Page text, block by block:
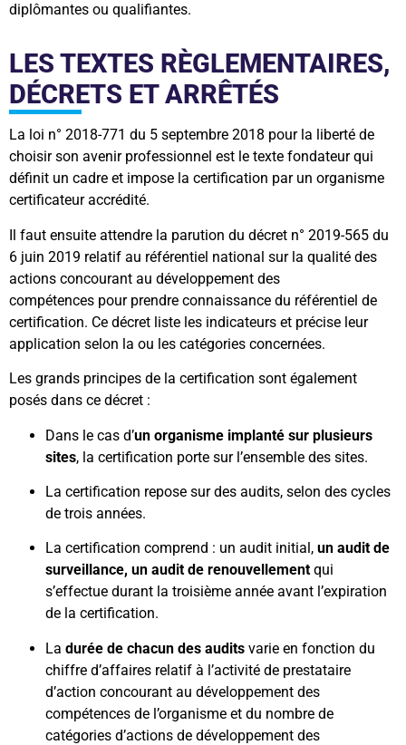
diplômantes ou qualifiantes.
LES TEXTES RÈGLEMENTAIRES,
DÉCRETS ET ARRÊTÉS
La loi n° 2018-771 du 5 septembre 2018 pour la liberté de
choisir son avenir professionnel est le texte fondateur qui
définit un cadre et impose la certification par un organisme
certificateur accrédité.
Il faut ensuite attendre la parution du décret n° 2019-565 du
6 juin 2019 relatif au référentiel national sur la qualité des
actions concourant au développement des
compétences pour prendre connaissance du référentiel de
certification. Ce décret liste les indicateurs et précise leur
application selon la ou les catégories concernées.
Les grands principes de la certification sont également
posés dans ce décret :
Dans le cas d’un organisme implanté sur plusieurs
sites, la certification porte sur l’ensemble des sites.
La certification repose sur des audits, selon des cycles
de trois années.
La certification comprend : un audit initial, un audit de
surveillance, un audit de renouvellement qui
s’effectue durant la troisième année avant l’expiration
de la certification.
La durée de chacun des audits varie en fonction du
chiffre d’affaires relatif à l’activité de prestataire
d’action concourant au développement des
compétences de l’organisme et du nombre de
catégories d’actions de développement des